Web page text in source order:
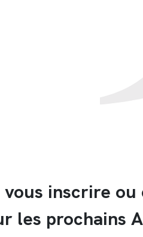
vous inscrire
les prochains